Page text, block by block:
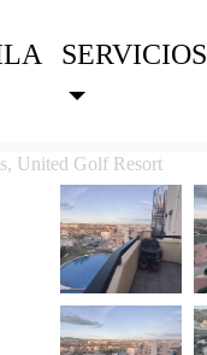
SERVICIOS
United Golf Resort